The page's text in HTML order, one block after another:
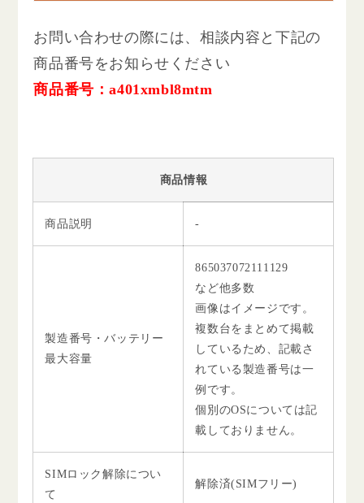
お問い合わせの際には、相談内容と下記の
商品番号をお知らせください
商品番号：a401xmbl8mtm
商品情報
商品説明 -
製造番号・バッテリー
最大容量
865037072111129
など他多数
画像はイメージです。
複数台をまとめて掲載
しているため、記載さ
れている製造番号は一
例です。
個別のOSについては記
載しておりません。
SIMロック解除につい
て
解除済(SIMフリー)